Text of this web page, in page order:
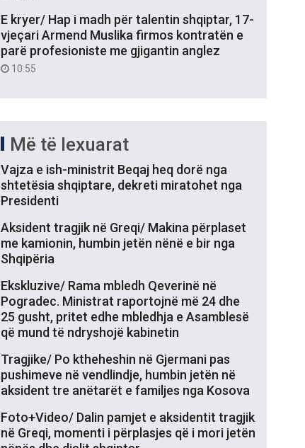
E kryer/ Hap i madh për talentin shqiptar, 17-
vjeçari Armend Muslika firmos kontratën e
parë profesioniste me gjigantin anglez
10:55
Më të lexuarat
Vajza e ish-ministrit Beqaj heq dorë nga
shtetësia shqiptare, dekreti miratohet nga
Presidenti
Aksident tragjik në Greqi/ Makina përplaset
me kamionin, humbin jetën nënë e bir nga
Shqipëria
Ekskluzive/ Rama mbledh Qeverinë në
Pogradec. Ministrat raportojnë më 24 dhe
25 gusht, pritet edhe mbledhja e Asamblesë
që mund të ndryshojë kabinetin
Tragjike/ Po ktheheshin në Gjermani pas
pushimeve në vendlindje, humbin jetën në
aksident tre anëtarët e familjes nga Kosova
Foto+Video/ Dalin pamjet e aksidentit tragjik
në Greqi, momenti i përplasjes që i mori jetën